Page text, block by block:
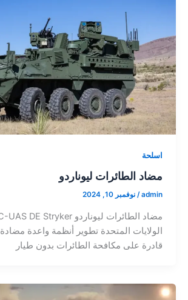
اسلحة
مضاد الطائرات ليوناردو
admin
/ نوفمبر 10, 2024
الولايات المتحدة تطوير أنظمة واعدة
قادرة على مكافحة الطائرات بدون طيار